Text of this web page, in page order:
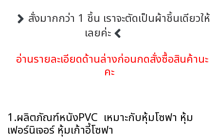
สั่งมากกว่า 1 ชิ้น เราจะตัดเป็นผ้าชิ้นเดียวให้
เลยค่ะ
อ่านรายละเอียดด้านล่างก่อนกดสั่งซื้อสินค้านะ
คะ
1.ผลิตภัณฑ์หนังPVC เหมาะกับหุ้มโซฟา หุ้ม
เฟอร์นิเจอร์ หุ้มเก้าอี้โซฟา